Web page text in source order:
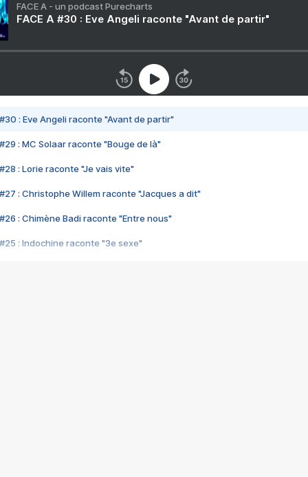
FACE A - un podcast Purecharts
FACE A #30 : Eve Angeli raconte "Avant de partir"
#30 : Eve Angeli raconte "Avant de partir"
#29 : MC Solaar raconte "Bouge de là"
#28 : Lorie raconte "Je vais vite"
#27 : Christophe Willem raconte "Jacques a dit"
#26 : Chimène Badi raconte "Entre nous"
#25 : Indochine raconte "3e sexe"